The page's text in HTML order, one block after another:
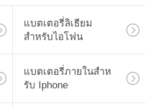
แบตเตอรี่
11
แบตเตอรี่ลิเธียม
สำหรับไอโฟน
แบตเตอรี่ภายในสําห
รับ Iphone